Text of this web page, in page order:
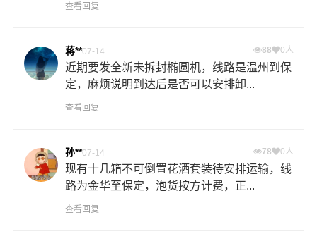
查看回复
蒋**07-14 88 0人
近期要发全新未拆封椭圆机，线路是温州到保
定，麻烦说明到达后是否可以安排卸...
查看回复
孙**07-14 78 0人
现有十几箱不可倒置花洒套装待安排运输，线
路为金华至保定，泡货按方计费，正...
查看回复